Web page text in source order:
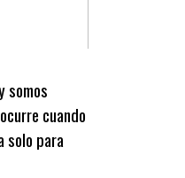
somos
cuando
solo para